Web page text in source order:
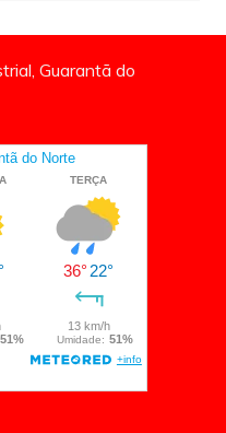
Guarantã do